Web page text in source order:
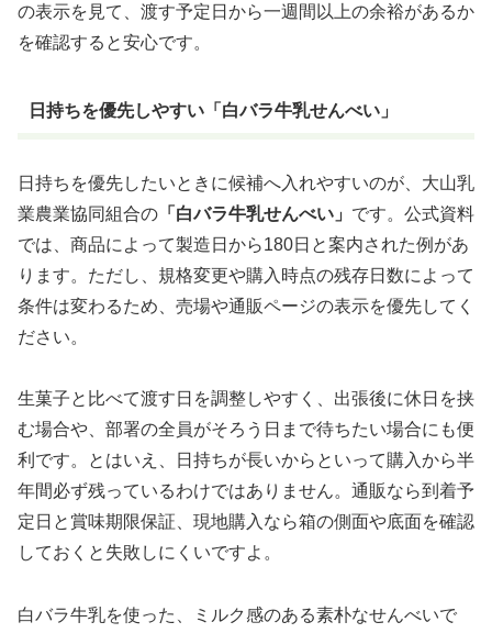
の表示を見て、渡す予定日から一週間以上の余裕があるか
を確認すると安心です。
日持ちを優先しやすい「白バラ牛乳せんべい」
日持ちを優先したいときに候補へ入れやすいのが、大山乳
業農業協同組合の 「白バラ牛乳せんべい」 です。公式資料
では、商品によって製造日から180日と案内された例があ
ります。ただし、規格変更や購入時点の残存日数によって
条件は変わるため、売場や通販ページの表示を優先してく
ださい。
生菓子と比べて渡す日を調整しやすく、出張後に休日を挟
む場合や、部署の全員がそろう日まで待ちたい場合にも便
利です。とはいえ、日持ちが長いからといって購入から半
年間必ず残っているわけではありません。通販なら到着予
定日と賞味期限保証、現地購入なら箱の側面や底面を確認
しておくと失敗しにくいですよ。
白バラ牛乳を使った、ミルク感のある素朴なせんべいで